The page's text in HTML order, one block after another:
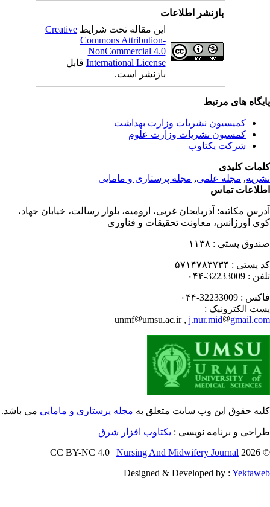
بازنشر اطلاعات
این مقاله تحت شرایطCreative
Commons Attribution-
NonCommercial 4.0
International Licenseقابل
بازنشر است.
های مرتبط
کمیسیون نشریات وزارت بهداشت
کمسیون نشریات وزارت علوم
شرکت یکتاوب
کلیدی
,مجله علمی, مجله پرستاری و مامایی
تماس
مکاتبه:آذربایجان غربی، ارومیه، بلوار رسالت، خیابان جهاد،
اورژانس، معاونت تحقیقات و فناوری
پستی : ۱۱۳۸
پستی : ۵۷۱۴۷۸۳۷۳۴
: 32233009-۰۴۴
: 32233009-۰۴۴
الکترونیک :
unmf
umsu.ac.ir ,j.nur.mid
حقوق این وب سایت متعلق بهمجله پرستاری و ماماییمی باشد.
و برنامه نویسی : یکتاوب افزار شرق
©
Nursing And Midwifery Journal
Designed & Developed by :